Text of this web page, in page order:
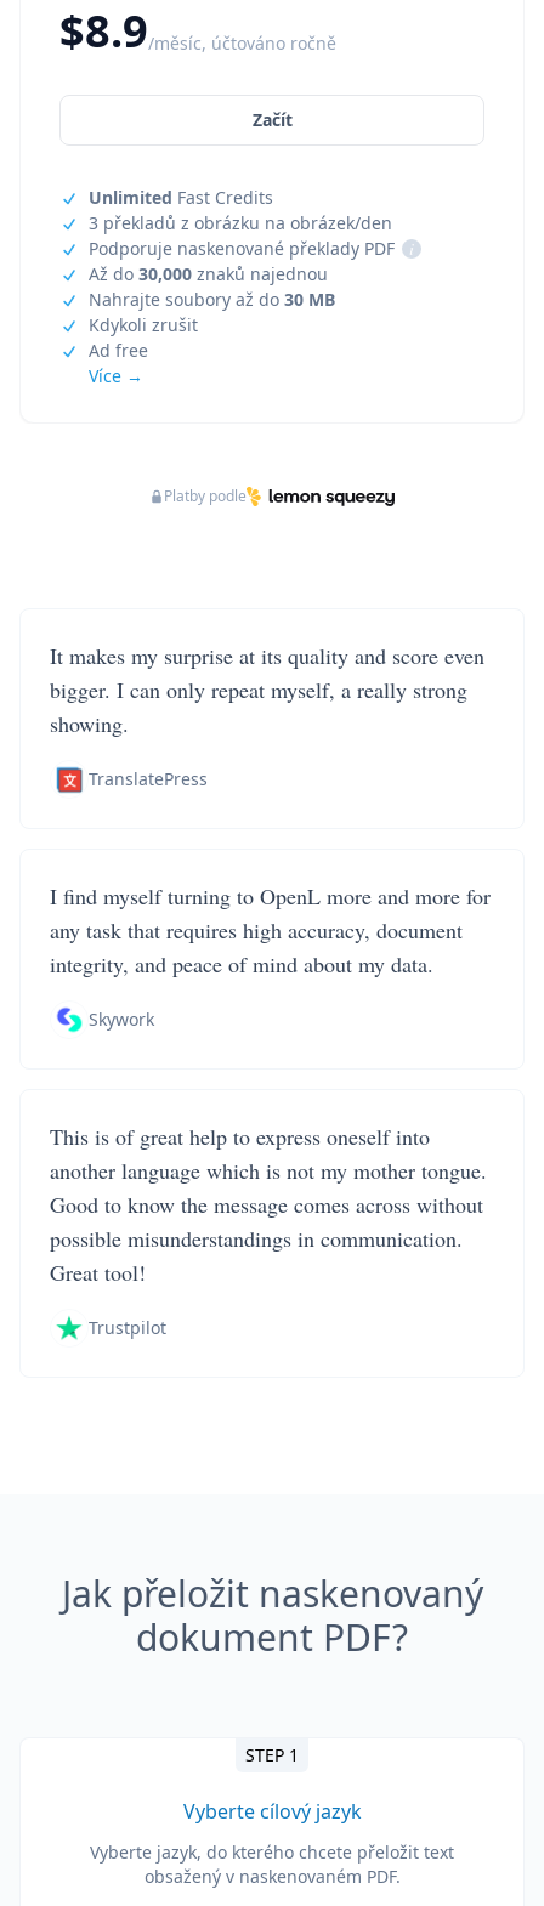
$8.9/měsíc, účtováno ročně
Začít
Unlimited Fast Credits
3 překladů z obrázku na obrázek/den
Podporuje naskenované překlady PDF
i
Až do 30,000 znaků najednou
Nahrajte soubory až do 30 MB
Kdykoli zrušit
Ad free
Více →
Platby podle
It makes my surprise at its quality and score even
bigger. I can only repeat myself, a really strong
showing.
TranslatePress
I find myself turning to OpenL more and more for
any task that requires high accuracy, document
integrity, and peace of mind about my data.
Skywork
This is of great help to express oneself into
another language which is not my mother tongue.
Good to know the message comes across without
possible misunderstandings in communication.
Great tool!
Trustpilot
Jak přeložit naskenovaný
dokument PDF?
STEP 1
Vyberte cílový jazyk
Vyberte jazyk, do kterého chcete přeložit text
obsažený v naskenovaném PDF.